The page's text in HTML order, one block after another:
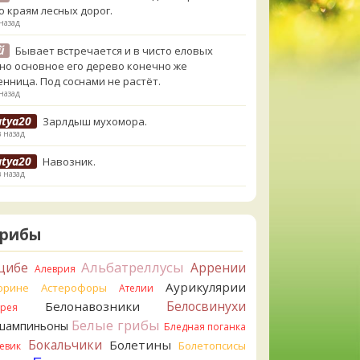
краям лесных дорог.
Бывает встречается и в чисто еловых
основное его дерево конечно же
Под соснами не растёт.
Зарлдыш мухомора.
назад
Навозник.
назад
Скорее всего он.
Что-то из рядовок. Цвета на фото вряд
Рядовка мыльная, судя по пластинкам.
сделали, что не взяли.
Подгруздок чёрный, или близкие виды
Алеврия Альбатреллусы Аррении
Астерофоры Ателии Аурикулярии
Белонавозники Белосвинухи
Белые грибы Бледная поганка
Бокальчики Болетины Болетопсисы